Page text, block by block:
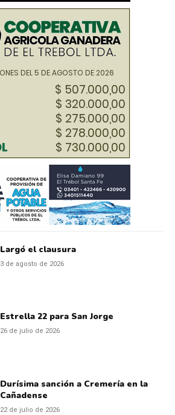
Largó el clausura
3 de agosto de 2026
Estrella 22 para San Jorge
26 de julio de 2026
Durísima sanción a Cremería en la
Cañadense
22 de julio de 2026